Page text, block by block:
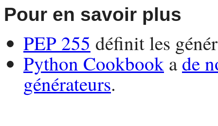
Pour en savoir plus
PEP 255 définit les
Python Cookbook ade
générateurs.